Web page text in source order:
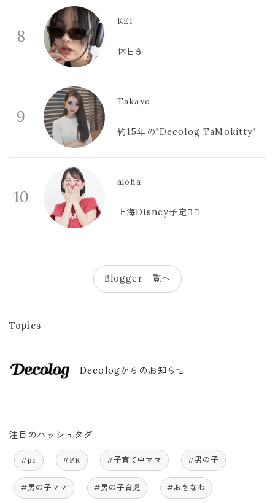
8
KEI
休日☕️
9
Takayo
約15年の"Decolog TaMokitty"
10
aloha
上海Disney予定🫪🩷
Blogger一覧へ
Topics
Decologからのお知らせ
注目のハッシュタグ
#pr #PR #子育て中ママ #男の子
#男の子ママ #男の子育児 #おきなわ